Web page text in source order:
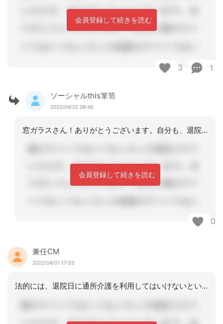
会員登録して続きを読む
3 1
ソーシャルthis箪笥
2022/04/02 09:49
窓ガラスさん！ありがとうございます。自分も、退院日に、必要性がある事から、介護保
会員登録して続きを読む
0
兼任CM
2022/04/01 17:53
法的には、退院日に通所介護を利用してはいけないというルールはありません。しかし、